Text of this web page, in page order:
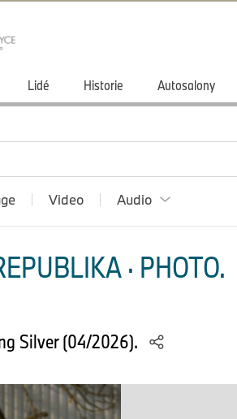
Lidé Historie Autosalony
Video Audio
· PHOTO.
Silver (04/2026).